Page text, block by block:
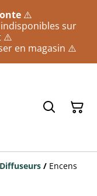
⚠️
sur
⚠️
en magasin ⚠️
/ Encens